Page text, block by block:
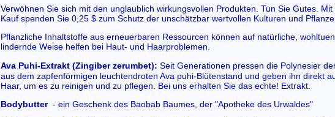
Verwöhnen Sie sich mit den unglaublich wirkungsvollen Produkten. Tun Sie Gutes. Mit
Kauf spenden Sie 0,25 $ zum Schutz der unschätzbar wertvollen Kulturen und
Pflanzliche Inhaltstoffe aus erneuerbaren Ressourcen können auf natürliche,
lindernde Weise helfen bei Haut- und Haarproblemen.
Ava Puhi-Extrakt (Zingiber zerumbet): Seit Generationen pressen die Polynesier
aus dem zapfenförmigen leuchtendroten Ava puhi-Blütenstand und geben ihn direkt
Haar, um es zu reinigen und zu pflegen. Bei uns erhalten Sie das echte! Extrakt.
Bodybutter - ein Geschenk des Baobab Baumes, der "Apotheke des Urwaldes"